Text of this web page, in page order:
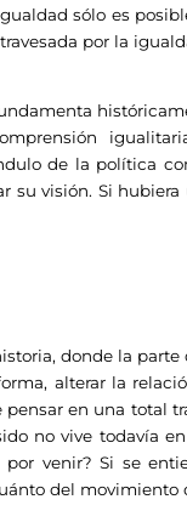
sólo es
por la
de la política
su visión. Si
donde la parte
alterar la
en una total
no vive todavía
venir? Si se
del movimiento